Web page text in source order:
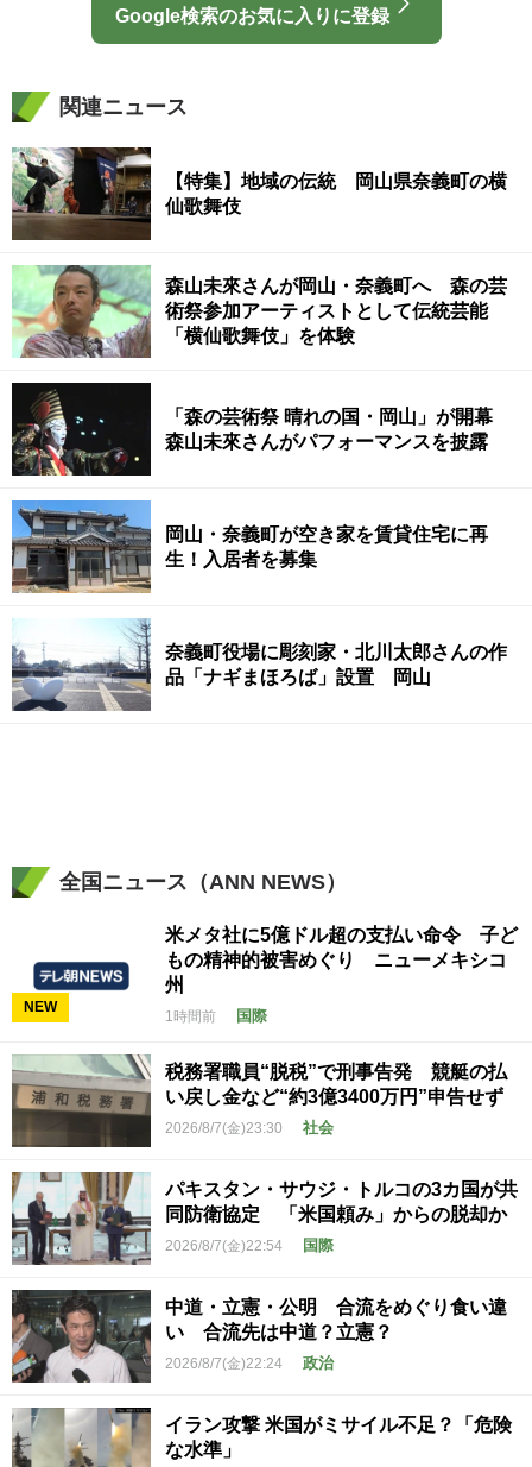
Google検索のお気に入りに登録
関連ニュース
【特集】地域の伝統 岡山県奈義町の横
仙歌舞伎
森山未來さんが岡山・奈義町へ 森の芸
術祭参加アーティストとして伝統芸能
「横仙歌舞伎」を体験
「森の芸術祭 晴れの国・岡山」が開幕
森山未來さんがパフォーマンスを披露
岡山・奈義町が空き家を賃貸住宅に再
生！入居者を募集
奈義町役場に彫刻家・北川太郎さんの作
品「ナギまほろば」設置 岡山
全国ニュース（ANN NEWS）
NEW
米メタ社に5億ドル超の支払い命令 子ど
もの精神的被害めぐり ニューメキシコ
州
1時間前 国際
税務署職員“脱税”で刑事告発 競艇の払
い戻し金など“約3億3400万円”申告せず
2026/8/7(金)23:30 社会
パキスタン・サウジ・トルコの3カ国が共
同防衛協定 「米国頼み」からの脱却か
2026/8/7(金)22:54 国際
中道・立憲・公明 合流をめぐり食い違
い 合流先は中道？立憲？
2026/8/7(金)22:24 政治
イラン攻撃 米国がミサイル不足？「危険
な水準」